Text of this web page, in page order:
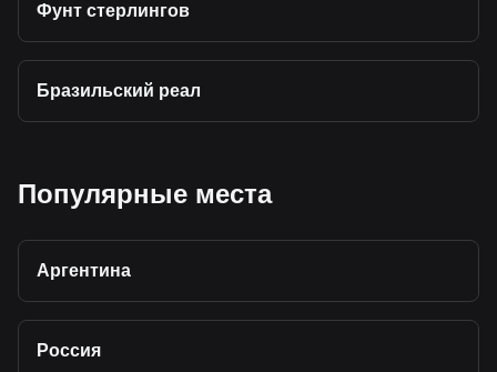
Фунт стерлингов
Бразильский реал
Популярные места
Аргентина
Россия